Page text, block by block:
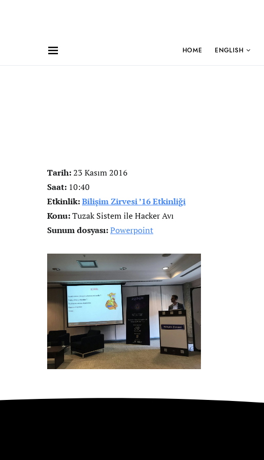
HOME ENGLISH
Tarih:23 Kasım 2016
Saat: 10:40
Etkinlik:Bilişim Zirvesi ’16 Etkinliği
Konu:Tuzak Sistem ile Hacker Avı
Sunum dosyası:Powerpoint